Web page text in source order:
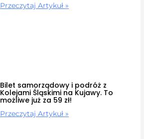
Przeczytaj Artykuł »
Bilet samorządowy i podróż z
Kolejami Śląskimi na Kujawy. To
możliwe już za 59 zł!
Przeczytaj Artykuł »